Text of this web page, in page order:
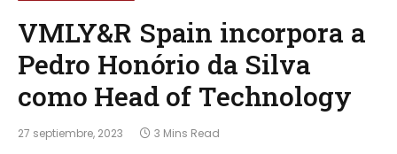
VMLY&R Spain incorpora a
Pedro Honório da Silva
como Head of Technology
27 septiembre, 2023 3 Mins Read